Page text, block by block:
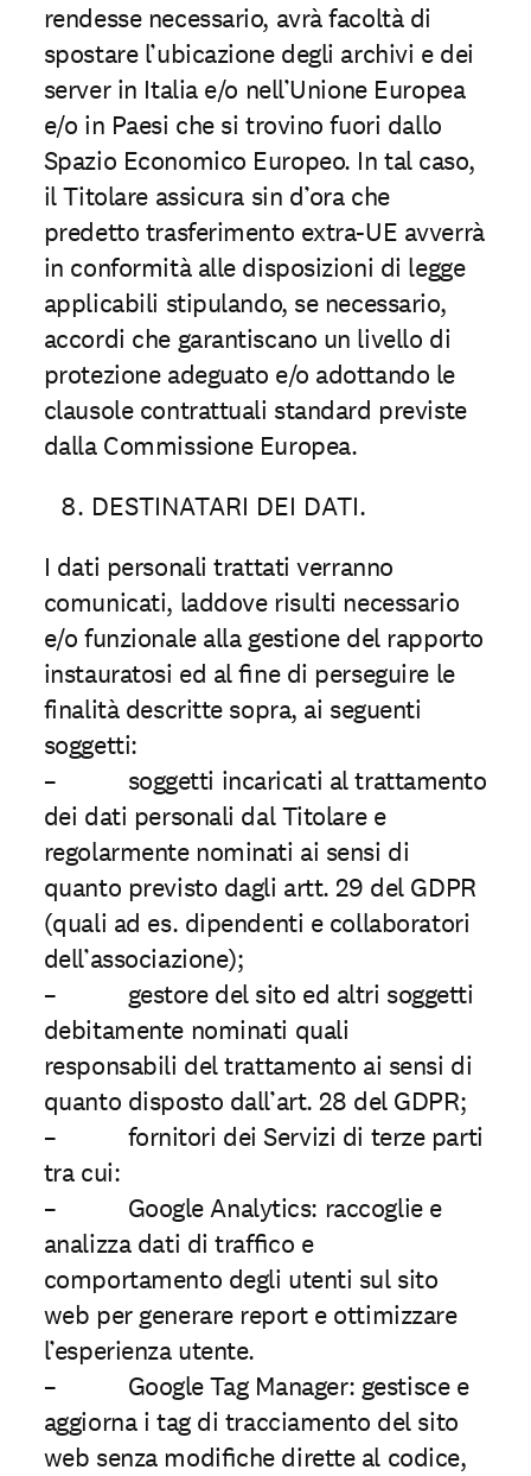
rendesse necessario, avrà facoltà di
spostare l’ubicazione degli archivi e dei
server in Italia e/o nell’Unione Europea
e/o in Paesi che si trovino fuori dallo
Spazio Economico Europeo. In tal caso,
il Titolare assicura sin d’ora che
predetto trasferimento extra-UE avverrà
in conformità alle disposizioni di legge
applicabili stipulando, se necessario,
accordi che garantiscano un livello di
protezione adeguato e/o adottando le
clausole contrattuali standard previste
dalla Commissione Europea.
DESTINATARI DEI DATI.
I dati personali trattati verranno
comunicati, laddove risulti necessario
e/o funzionale alla gestione del rapporto
instauratosi ed al ﬁne di perseguire le
finalità descritte sopra, ai seguenti
soggetti:
– soggetti incaricati al trattamento
dei dati personali dal Titolare e
regolarmente nominati ai sensi di
quanto previsto dagli artt. 29 del GDPR
(quali ad es. dipendenti e collaboratori
dell’associazione);
– gestore del sito ed altri soggetti
debitamente nominati quali
responsabili del trattamento ai sensi di
quanto disposto dall’art. 28 del GDPR;
– fornitori dei Servizi di terze parti
tra cui:
– Google Analytics: raccoglie e
analizza dati di trafﬁco e
comportamento degli utenti sul sito
web per generare report e ottimizzare
l’esperienza utente.
– Google Tag Manager: gestisce e
aggiorna i tag di tracciamento del sito
web senza modiﬁche dirette al codice,